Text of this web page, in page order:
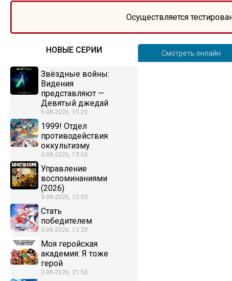
Осуществляется
НОВЫЕ СЕРИИ
Звёздные войны:
Видения
представляют —
Девятый джедай
5-08-2026, 15:20
1999! Отдел
противодействия
оккультизму
3-08-2026, 13:50
Управление
воспоминаниями
(2026)
3-08-2026, 12:50
Стать
победителем
3-08-2026, 12:20
Моя геройская
академия: Я тоже
герой
2-08-2026, 21:50
Смотреть онлайн